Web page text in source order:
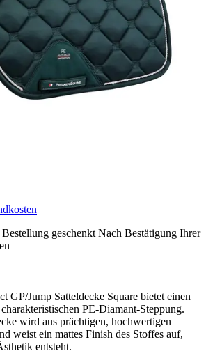
geschenkt Nach Bestätigung Ihrer
GP/Jump Satteldecke Square bietet einen
PE-Diamant-Steppung.
wird aus prächtigen, hochwertigen
weist ein mattes Finish des Stoffes auf,
entsteht.